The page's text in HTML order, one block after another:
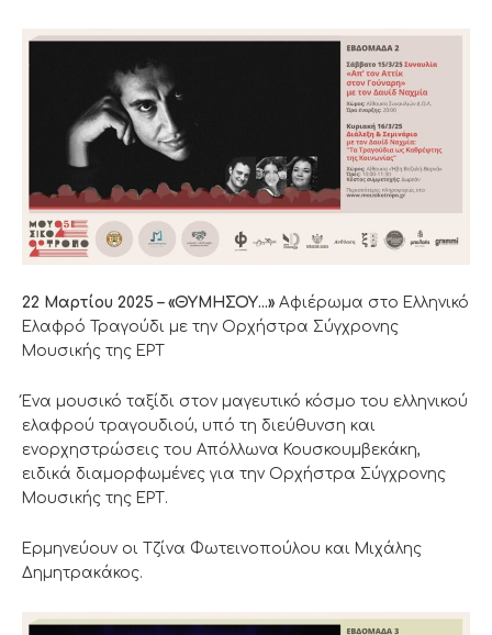
22 Μαρτίου 2025 – «ΘΥΜΗΣΟΥ…» Αφιέρωμα στο Ελληνικό
Ελαφρό Τραγούδι με την Ορχήστρα Σύγχρονης
Μουσικής της ΕΡΤ
Ένα μουσικό ταξίδι στον μαγευτικό κόσμο του ελληνικού
ελαφρού τραγουδιού, υπό τη διεύθυνση και
ενορχηστρώσεις του Απόλλωνα Κουσκουμβεκάκη,
ειδικά διαμορφωμένες για την Ορχήστρα Σύγχρονης
Μουσικής της ΕΡΤ.
Ερμηνεύουν οι Τζίνα Φωτεινοπούλου και Μιχάλης
Δημητρακάκος.